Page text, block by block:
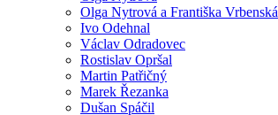
Olga Nytrová a Františka Vrbenská
Ivo Odehnal
Václav Odradovec
Rostislav Opršal
Martin Patřičný
Marek Řezanka
Dušan Spáčil